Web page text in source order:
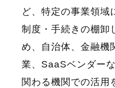
ど、特定の事業領域
制度・手続きの棚卸
め、自治体、金融機
業、SaaSベンダー
関わる機関での活用